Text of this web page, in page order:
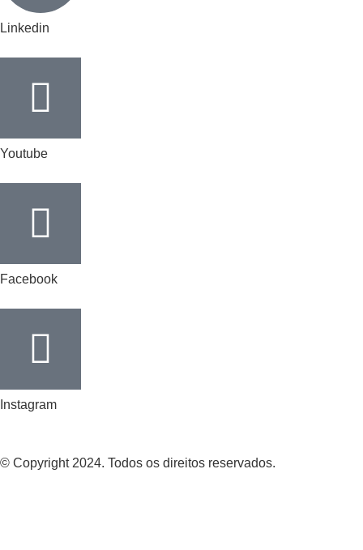
Linkedin
Youtube
Facebook
Instagram
© Copyright 2024. Todos os direitos reservados.